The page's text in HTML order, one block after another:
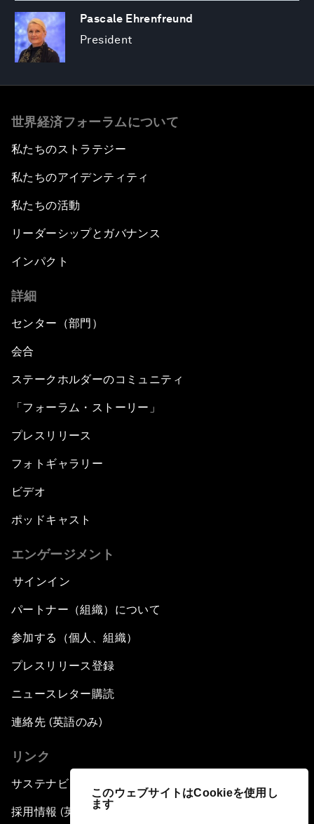
このウェブサイトはCookieを使用し
ます
Pascale Ehrenfreund
President
世界経済フォーラムについて
私たちのストラテジー
私たちのアイデンティティ
私たちの活動
リーダーシップとガバナンス
インパクト
詳細
センター（部門）
会合
ステークホルダーのコミュニティ
「フォーラム・ストーリー」
プレスリリース
フォトギャラリー
ビデオ
ポッドキャスト
エンゲージメント
サインイン
パートナー（組織）について
参加する（個人、組織）
プレスリリース登録
ニュースレター購読
連絡先 (英語のみ)
リンク
サステナビリティへの取り組み
採用情報 (英語のみ)